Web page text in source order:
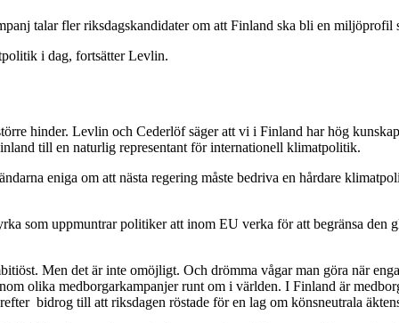
talar fler riksdagskandidater om att Finland ska bli en miljöprofil
i dag, fortsätter Levlin.
hinder. Levlin och Cederlöf säger att vi i Finland har hög
till en naturlig representant för internationell klimatpolitik.
eniga om att nästa regering måste bedriva en hårdare
som uppmuntrar politiker att inom EU verka för att begränsa den
Men det är inte omöjligt. Och drömma vågar man göra när
olika medborgarkampanjer runt om i världen. I Finland är
bidrog till att riksdagen röstade för en lag om könsneutrala